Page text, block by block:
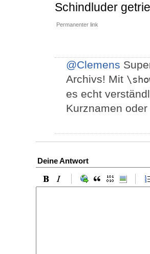
Schindluder
Permanenter link
@Clemens
Archivs! Mit
es echt
Kurznamen
Deine Antwort